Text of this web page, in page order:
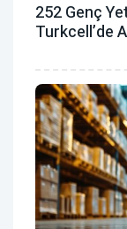
252 Genç
Turkcell’de